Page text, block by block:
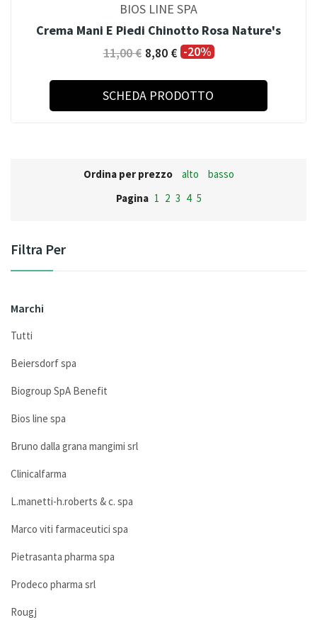
BIOS LINE SPA
Crema Mani E Piedi Chinotto Rosa Nature's
11,00 € 8,80 € -20%
SCHEDA PRODOTTO
Ordina per prezzo alto
basso
Pagina 1 2 3 4 5
Filtra Per
Marchi
Tutti
Beiersdorf spa
Biogroup SpA Benefit
Bios line spa
Bruno dalla grana mangimi srl
Clinicalfarma
L.manetti-h.roberts & c. spa
Marco viti farmaceutici spa
Pietrasanta pharma spa
Prodeco pharma srl
Rougj